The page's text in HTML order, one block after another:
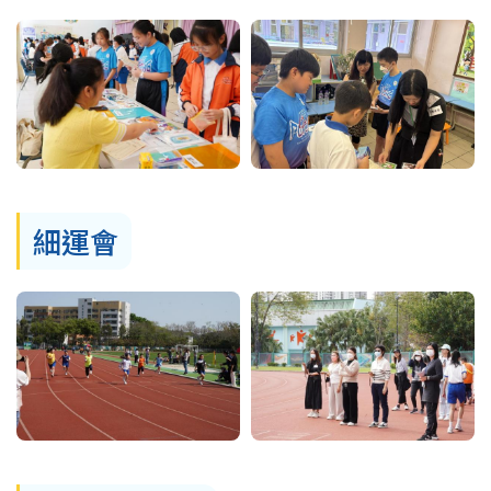
細運會